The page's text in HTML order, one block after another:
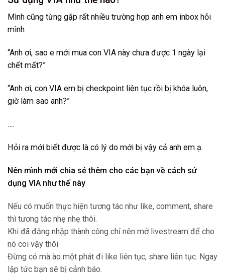
Mình cũng từng gặp rất nhiều trường hợp anh em inbox hỏi
mình
“Anh ơi, sao e mới mua con VIA này chưa được 1 ngày lại
chết mất?”
“Anh ơi, con VIA em bị checkpoint liên tục rồi bị khóa luôn,
giờ làm sao anh?”
….
Hỏi ra mới biết được là có lý do mới bị vậy cả anh em ạ.
Nên mình mới chia sẻ thêm cho các bạn về cách sử
dụng VIA như thế này
Nếu có muốn thực hiện tương tác như like, comment, share
thì tương tác nhẹ nhẹ thôi.
Khi đã đăng nhập thành công chỉ nên mở livestream để cho
nó coi vậy thôi
Đừng có mà ào một phát đi like liên tục, share liên tục. Ngay
lập tức bạn sẽ bị cảnh báo.